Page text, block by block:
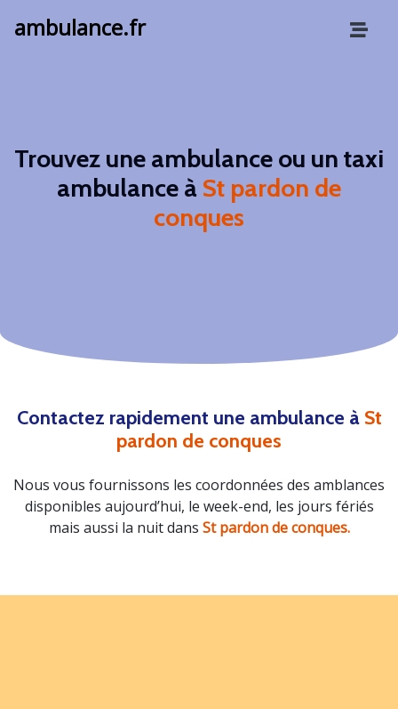
ambulance.fr
Trouvez une ambulance ou un taxi
ambulance à St pardon de
conques
Contactez rapidement une ambulance à St
pardon de conques
Nous vous fournissons les coordonnées des amblances
disponibles aujourd’hui, le week-end, les jours fériés
mais aussi la nuit dans St pardon de conques.